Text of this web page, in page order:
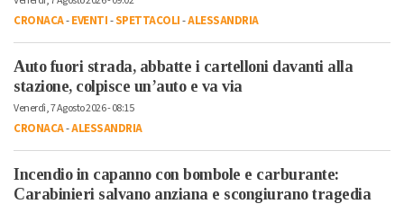
CRONACA-EVENTI-SPETTACOLI-ALESSANDRIA
Auto fuori strada, abbatte i cartelloni davanti alla
stazione, colpisce un’auto e va via
Venerdì, 7 Agosto 2026 - 08:15
CRONACA-ALESSANDRIA
Incendio in capanno con bombole e carburante:
Carabinieri salvano anziana e scongiurano tragedia